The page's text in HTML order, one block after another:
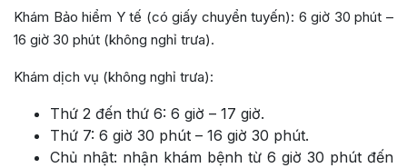
Khám Bảo hiểm Y tế (có giấy chuyển tuyến): 6 giờ 30 phút –
16 giờ 30 phút (không nghỉ trưa).
Khám dịch vụ (không nghỉ trưa):
Thứ 2 đến thứ 6: 6 giờ – 17 giờ.
Thứ 7: 6 giờ 30 phút – 16 giờ 30 phút.
Chủ nhật: nhận khám bệnh từ 6 giờ 30 phút đến